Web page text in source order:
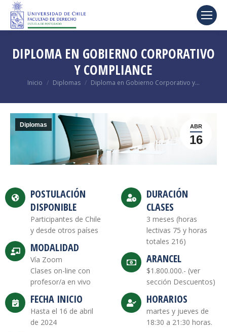
DIPLOMA EN GOBIERNO CORPORATIVO
Y COMPLIANCE
Estás aquí:
Inicio Diplomas Diploma en Gobierno Corporativo y…
ABR
16
Diplomas
POSTULACIÓN
DISPONIBLE
Participantes de Chile
y desde otros países
MODALIDAD
Vía Zoom
Clases on-line con
profesor/a en vivo
FECHA INICIO
Hasta el 16 de abril
de 2024
DURACIÓN
CLASES
3 meses (horas
lectivas 75 y horas
totales 216)
ARANCEL
$1.800.000.- (ver
sección Descuentos)
HORARIOS
martes y jueves de
18:30 a 21:30 horas.